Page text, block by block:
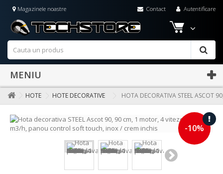
Autentificare
Contact
Magazinele noastre
MENIU
HOTE HOTE DECORATIVE HOTA DECORATIVA STEEL ASCOT
-10%